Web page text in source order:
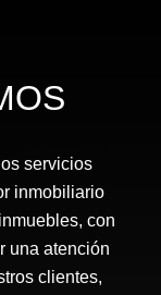
servicios
inmobiliario
con
una atención
clientes,